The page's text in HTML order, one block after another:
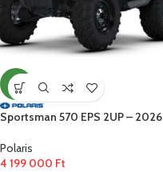
ÚJ
Sportsman 570 EPS 2UP – 2026
Polaris
4 199 000 Ft